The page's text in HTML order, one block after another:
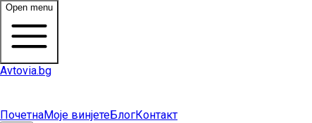
Open menu
Avtovia.bg
ПочетнаМоје винјетеБлогКонтакт